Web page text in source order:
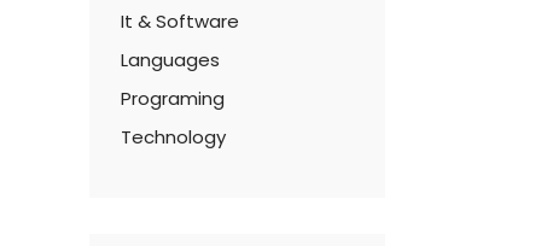
It & Software
Languages
Programing
Technology